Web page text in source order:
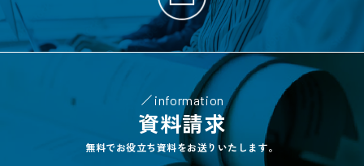
information
資料請求
無料でお役立ち資料をお送りいたします。